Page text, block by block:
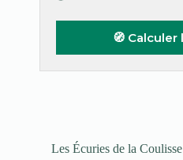
Les Écuries de la
🧭